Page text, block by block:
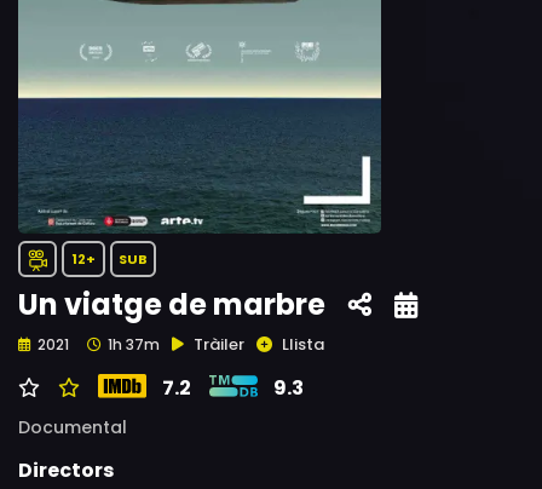
12+ SUB
Un viatge de marbre
2021 1h 37m Tràiler Llista
7.2 9.3
Documental
Directors